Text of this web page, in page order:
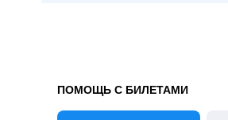
ПОМОЩЬ С БИЛЕТАМИ